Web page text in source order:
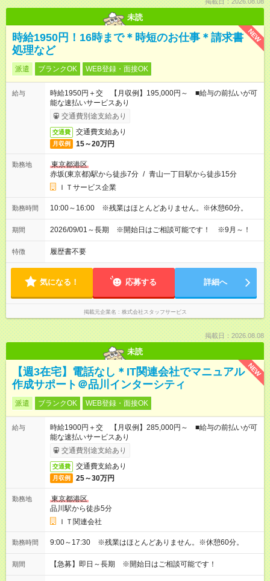
未読
NEW
時給1950円！16時まで＊時短のお仕事＊請求書
処理など
派遣 ブランクOK WEB登録・面接OK
給与
時給1950円＋交 【月収例】195,000円～ ■給与の前払いが可
能な速払いサービスあり
交通費別途支給あり
交通費 交通費支給あり
月収例 15～20万円
勤務地
東京都港区
赤坂(東京都)駅から徒歩7分 / 青山一丁目駅から徒歩15分
ＩＴサービス企業
勤務時間 10:00～16:00 ※残業はほとんどありません。※休憩60分。
期間 2026/09/01～長期 ※開始日はご相談可能です！ ※9月～！
特徴 履歴書不要
気になる！ 応募する 詳細へ
掲載元企業名 株式会社スタッフサービス
掲載日：2026.08.08
未読
NEW
【週3在宅】電話なし＊IT関連会社でマニュアル
作成サポート＠品川インターシティ
派遣 ブランクOK WEB登録・面接OK
給与
時給1900円＋交 【月収例】285,000円～ ■給与の前払いが可
能な速払いサービスあり
交通費別途支給あり
交通費 交通費支給あり
月収例 25～30万円
勤務地
東京都港区
品川駅から徒歩5分
ＩＴ関連会社
勤務時間 9:00～17:30 ※残業はほとんどありません。※休憩60分。
期間 【急募】即日～長期 ※開始日はご相談可能です！